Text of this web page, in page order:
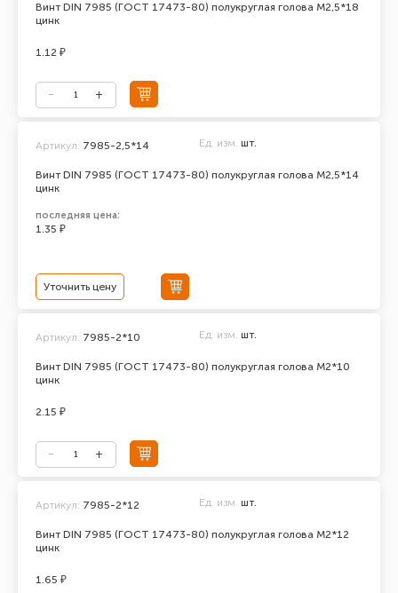
Винт DIN 7985 (ГОСТ 17473-80) полукруглая голова М2,5*18
цинк
1.12 ₽
Винт DIN 7985 (ГОСТ 17473-80) полукруглая голова М2,5*14
цинк
Артикул: 7985-2,5*14 Ед. изм. шт.
последняя цена:
1.35 ₽
Уточнить цену
Винт DIN 7985 (ГОСТ 17473-80) полукруглая голова М2*10
цинк
Артикул: 7985-2*10 Ед. изм. шт.
2.15 ₽
Винт DIN 7985 (ГОСТ 17473-80) полукруглая голова М2*12
цинк
Артикул: 7985-2*12 Ед. изм. шт.
1.65 ₽